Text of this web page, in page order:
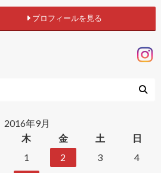
プロフィールを見る
2016年9月
木 金 土
日
1
2 3
4